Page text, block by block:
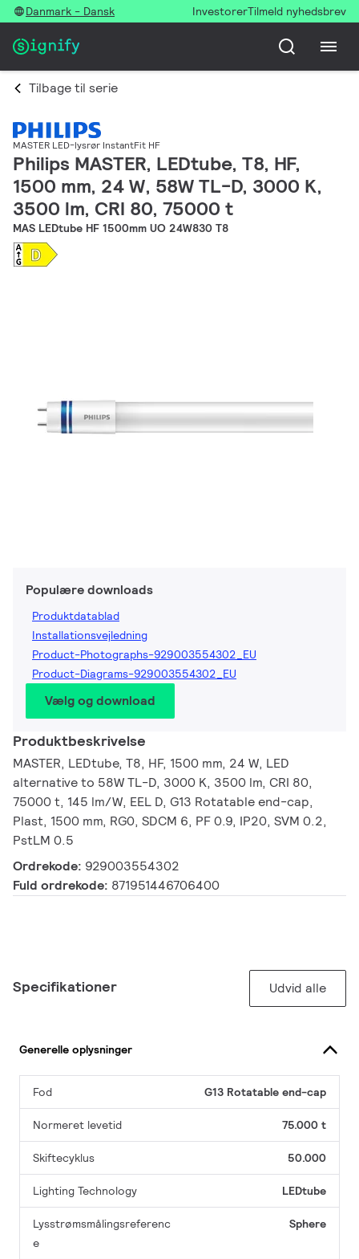
Danmark - Dansk InvestorerTilmeld nyhedsbrev
Tilbage til serie
MASTER LED-lysrør InstantFit HF
Philips MASTER, LEDtube, T8, HF,
1500 mm, 24 W, 58W TL-D, 3000 K,
3500 lm, CRI 80, 75000 t
MAS LEDtube HF 1500mm UO 24W830 T8
Populære downloads
Produktdatablad
Installationsvejledning
Product-Photographs-929003554302_EU
Product-Diagrams-929003554302_EU
Vælg og download
Produktbeskrivelse
MASTER, LEDtube, T8, HF, 1500 mm, 24 W, LED
alternative to 58W TL-D, 3000 K, 3500 lm, CRI 80,
75000 t, 145 lm/W, EEL D, G13 Rotatable end-cap,
Plast, 1500 mm, RG0, SDCM 6, PF 0.9, IP20, SVM 0.2,
PstLM 0.5
Ordrekode: 929003554302
Fuld ordrekode: 871951446706400
Specifikationer Udvid alle
Generelle oplysninger
Fod G13 Rotatable end-cap
Normeret levetid 75.000 t
Skiftecyklus 50.000
Lighting Technology LEDtube
Lysstrømsmålingsreferenc
e
Sphere